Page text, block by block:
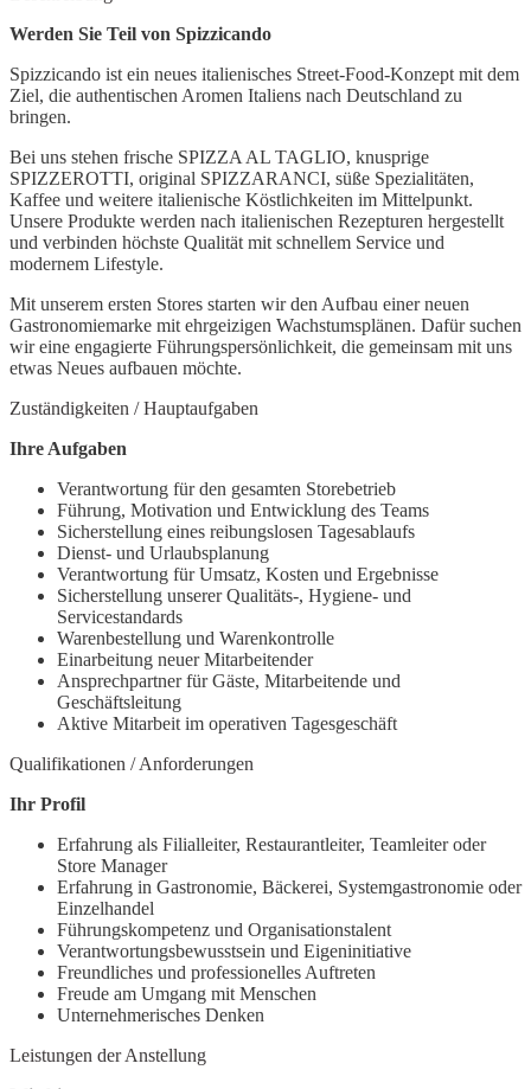
Werden Sie Teil von Spizzicando
Spizzicando ist ein neues italienisches Street-Food-Konzept mit dem
Ziel, die authentischen Aromen Italiens nach Deutschland zu
bringen.
Bei uns stehen frische SPIZZA AL TAGLIO, knusprige
SPIZZEROTTI, original SPIZZARANCI, süße Spezialitäten,
Kaffee und weitere italienische Köstlichkeiten im Mittelpunkt.
Unsere Produkte werden nach italienischen Rezepturen hergestellt
und verbinden höchste Qualität mit schnellem Service und
modernem Lifestyle.
Mit unserem ersten Stores starten wir den Aufbau einer neuen
Gastronomiemarke mit ehrgeizigen Wachstumsplänen. Dafür suchen
wir eine engagierte Führungspersönlichkeit, die gemeinsam mit uns
etwas Neues aufbauen möchte.
Zuständigkeiten / Hauptaufgaben
Ihre Aufgaben
Verantwortung für den gesamten Storebetrieb
Führung, Motivation und Entwicklung des Teams
Sicherstellung eines reibungslosen Tagesablaufs
Dienst- und Urlaubsplanung
Verantwortung für Umsatz, Kosten und Ergebnisse
Sicherstellung unserer Qualitäts-, Hygiene- und
Servicestandards
Warenbestellung und Warenkontrolle
Einarbeitung neuer Mitarbeitender
Ansprechpartner für Gäste, Mitarbeitende und
Geschäftsleitung
Aktive Mitarbeit im operativen Tagesgeschäft
Qualifikationen / Anforderungen
Ihr Profil
Erfahrung als Filialleiter, Restaurantleiter, Teamleiter oder
Store Manager
Erfahrung in Gastronomie, Bäckerei, Systemgastronomie oder
Einzelhandel
Führungskompetenz und Organisationstalent
Verantwortungsbewusstsein und Eigeninitiative
Freundliches und professionelles Auftreten
Freude am Umgang mit Menschen
Unternehmerisches Denken
Leistungen der Anstellung